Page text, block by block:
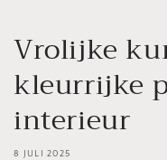
Vrolijke
kleurrijke
interieur
8 JULI 2025